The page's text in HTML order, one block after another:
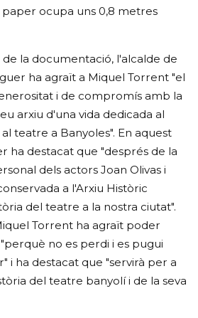
paper ocupa uns 0,8 metres
la documentació, l'alcalde de
ha agraït a Miquel Torrent "el
i de compromís amb la
arxiu d'una vida dedicada al
teatre a Banyoles". En aquest
ha destacat que "després de la
dels actors Joan Olivas i
a l'Arxiu Històric
del teatre a la nostra ciutat".
Torrent ha agraït poder
no es perdi i es pugui
i ha destacat que "servirà per a
del teatre banyolí i de la seva